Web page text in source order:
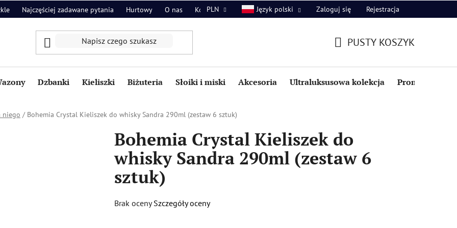
Najczęściej zadawane pytania Hurtowy O nas Kontakt
PLN Język polski Zaloguj się Rejestracja
PUSTY KOSZYK
Dzbanki Kieliszki Biżuteria Słoiki i miski Akcesoria Ultraluksusowa kolekcja Promocje i
niego / Bohemia Crystal Kieliszek do whisky Sandra 290ml (zestaw 6 sztuk)
Bohemia Crystal Kieliszek do
whisky Sandra 290ml (zestaw 6
sztuk)
Średnia
Brak oceny Szczegóły oceny